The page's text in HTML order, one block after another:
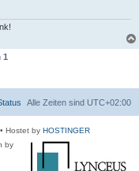
1
Alle Zeiten sind UTC+02:00
• Hostet by HOSTINGER
by